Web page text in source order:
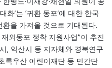
화’는 ‘귀환 동포’에 대한 한국
을 가져올 것으로 기대된다.
외동포 정착 지원사업”이 추진
, 익산시 등 지자체와 경북연구
록우산 어린이재단 등 민간단